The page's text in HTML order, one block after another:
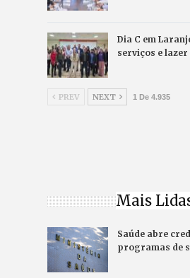
Dia C em
serviços e
PREV NEXT 1 De 4.935
Mais
Saúde abre
programas de